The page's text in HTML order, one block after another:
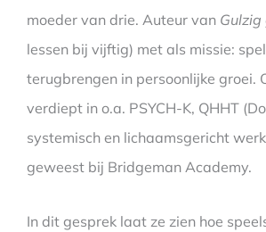
moeder van drie. Auteur van
lessen bij vijftig) met als missie:
terugbrengen in persoonlijke groei.
verdiept in o.a. PSYCH-K, QHHT
systemisch en lichaamsgericht
geweest bij Bridgeman Academy.
In dit gesprek laat ze zien hoe